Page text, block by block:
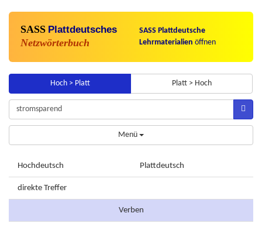
SASS Plattdeutsches
Netzwörterbuch
SASS Plattdeutsche
Lehrmaterialien öffnen
Hoch > Platt Platt > Hoch
Menü
Hochdeutsch Plattdeutsch
direkte Treffer
Verben